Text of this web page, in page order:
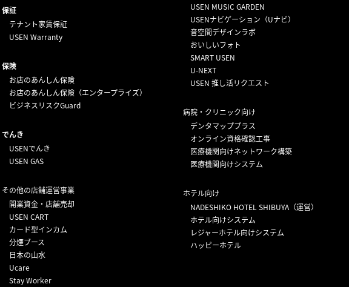
保証
テナント家賃保証
USEN Warranty
保険
お店のあんしん保険
お店のあんしん保険（エンタープライズ）
ビジネスリスクGuard
でんき
USENでんき
USEN GAS
その他の店舗運営事業
開業資金・店舗売却
USEN CART
カード型インカム
分煙ブース
日本の山水
Ucare
Stay Worker
USEN MUSIC GARDEN
USENナビゲーション（Uナビ）
音空間デザインラボ
おいしいフォト
SMART USEN
U-NEXT
USEN 推し活リクエスト
病院・クリニック向け
デンタマッププラス
オンライン資格確認工事
医療機関向けネットワーク構築
医療機関向けシステム
ホテル向け
NADESHIKO HOTEL SHIBUYA（運営）
ホテル向けシステム
レジャーホテル向けシステム
ハッピーホテル